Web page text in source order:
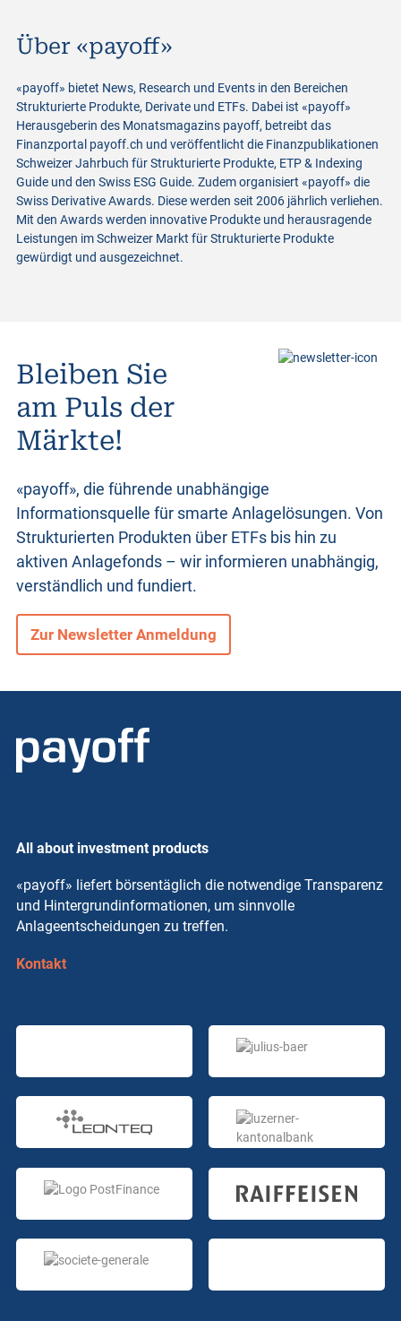
Über «payoff»
«payoff» bietet News, Research und Events in den Bereichen
Strukturierte Produkte, Derivate und ETFs. Dabei ist «payoff»
Herausgeberin des Monatsmagazins payoff, betreibt das
Finanzportal payoff.ch und veröffentlicht die Finanzpublikationen
Schweizer Jahrbuch für Strukturierte Produkte, ETP & Indexing
Guide und den Swiss ESG Guide. Zudem organisiert «payoff» die
Swiss Derivative Awards. Diese werden seit 2006 jährlich verliehen.
Mit den Awards werden innovative Produkte und herausragende
Leistungen im Schweizer Markt für Strukturierte Produkte
gewürdigt und ausgezeichnet.
Bleiben Sie
am Puls der
Märkte!
«payoff», die führende unabhängige
Informationsquelle für smarte Anlagelösungen. Von
Strukturierten Produkten über ETFs bis hin zu
aktiven Anlagefonds – wir informieren unabhängig,
verständlich und fundiert.
Zur Newsletter Anmeldung
All about investment products
«payoff» liefert börsentäglich die notwendige Transparenz
und Hintergrundinformationen, um sinnvolle
Anlageentscheidungen zu treffen.
Kontakt